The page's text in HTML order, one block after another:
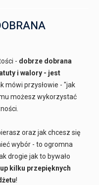
- dobrze dobrana
i walory - jest
mówi przysłowie - "jak
możesz wykorzystać
oraz jak chcesz się
wybór - to ogromna
drogie jak to bywało
kilku przepięknych
!